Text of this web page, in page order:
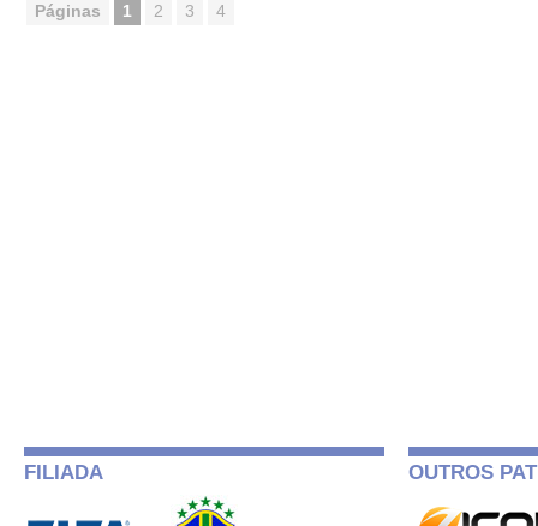
Páginas 1 2 3 4
FILIADA OUTROS